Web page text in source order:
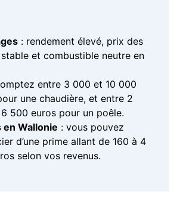
: rendement élevé, prix des
et combustible neutre en
entre 3 000 et 10 000
une chaudière, et entre 2
500 euros pour un poêle.
en Wallonie : vous pouvez
d’une prime allant de 160 à 4
selon vos revenus.